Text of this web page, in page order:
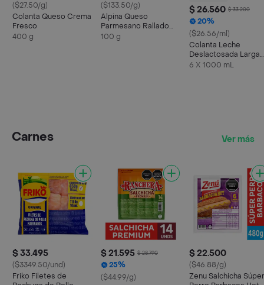
($27.50/g)
Colanta Queso Crema
Fresco
400 g
($133.50/g)
Alpina Queso
Parmesano Rallado
100 g
100 g
$ 26.560 $ 33.200
20%
($26.56/ml)
Colanta Leche
Deslactosada Larga
Vida
6 X 1000 mL
Carnes Ver más
$ 33.495
($3349.50/und)
Friko Filetes de
$ 21.595 $ 28.790
25%
($44.99/g)
$ 22.500
($46.88/g)
Zenu Salchicha Súper